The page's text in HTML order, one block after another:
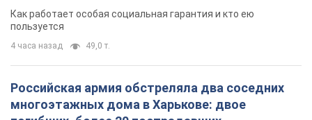
поселился
Как работает особая социальная гарантия и кто ею
пользуется
4 часа назад 49,0 т.
Российская армия обстреляла два соседних
многоэтажных дома в Харькове: двое